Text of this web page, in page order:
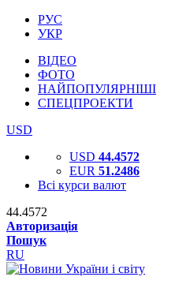
РУС
УКР
ВІДЕО
ФОТО
НАЙПОПУЛЯРНІШІ
СПЕЦПРОЕКТИ
USD
USD 44.4572
EUR 51.2486
Всі курси валют
44.4572
Авторизація
Пошук
RU